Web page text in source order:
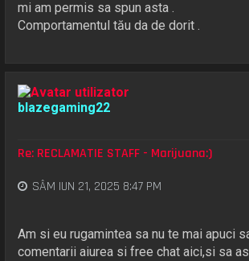
mi am permis sa spun asta .
Comportamentul tău da de dorit .
blazegaming22
Re: RECLAMATIE STAFF - Marijuana:)
SÂM IUN 21, 2025 8:47 PM
Am si eu rugamintea sa nu te mai apuci
comentarii aiurea si free chat aici,si sa